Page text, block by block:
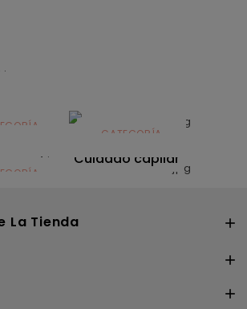
CATEGORÍA
Solares
Cuidado capilar
La Tienda 

